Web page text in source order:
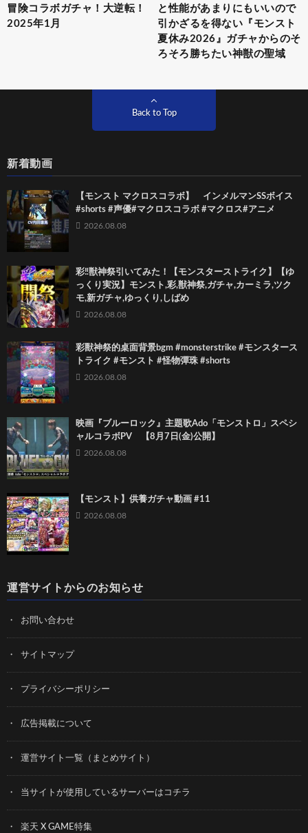
冒険コラボガチャ！大逆転！
2025年1月
と性能があまりにもいいので
引かざるを得ない『モンスト
夏休み2026』ガチャからのそ
ろそろ勝ちたい神獣の聖域
Back to Top
新着動画
【モンスト マクロスコラボ】 インメルマンSSボイス
#shorts #声優#マクロスコラボ #マクロス#アニメ
2026.08.08
彩‼獣神祭引いてみた！【モンスターストライク】【ゆ
っくり実況】モンスト,彩,獣神祭,ガチャ,カーミラ,ツク
モ,新ガチャ,ゆっくり,しばめ
2026.08.08
彩獸神祭的桌面背景bgm #monsterstrike #モンスタース
トライク #モンスト #怪物彈珠 #shorts
2026.08.08
映画『ブルーロック』主題歌Ado「モンストロ」スペシ
ャルコラボPV 【8月7日(金)公開】
2026.08.08
【モンスト】供養ガチャ動画 #11
2026.08.08
運営サイトからのお知らせ
お問い合わせ
サイトマップ
プライバシーポリシー
広告掲載について
運営サイト一覧（まとめサイト）
当サイトが使用しているサーバーはコチラ
楽天 X GAME特集